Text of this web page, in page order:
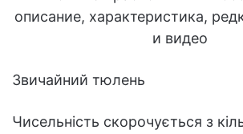
Звичайний тюлень
Чисельність скорочується з